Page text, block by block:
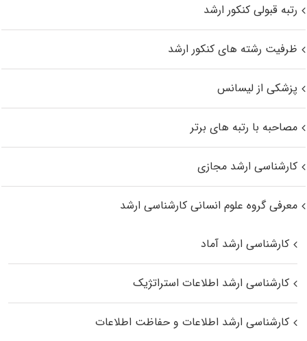
رتبه قبولی کنکور ارشد
ظرفیت رشته های کنکور ارشد
پزشکی از لیسانس
مصاحبه با رتبه های برتر
کارشناسی ارشد مجازی
معرفی گروه علوم انسانی کارشناسی ارشد
کارشناسی ارشد آماد
کارشناسی ارشد اطلاعات استراتژیک
کارشناسی ارشد اطلاعات و حفاظت اطلاعات